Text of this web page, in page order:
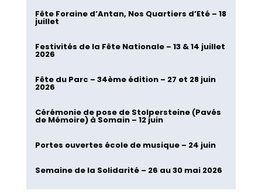
Fête Foraine d’Antan, Nos Quartiers d’Eté – 18
juillet
Festivités de la Fête Nationale – 13 & 14 juillet
2026
Fête du Parc – 34ème édition – 27 et 28 juin
2026
Cérémonie de pose de Stolpersteine (Pavés
de Mémoire) à Somain – 12 juin
Portes ouvertes école de musique – 24 juin
Semaine de la Solidarité – 26 au 30 mai 2026